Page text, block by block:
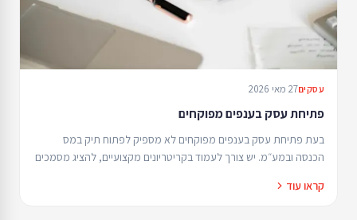
עסקים27 מאי 2026
פתיחת עסק בענפים מפוקחים
בעת פתיחת עסק בענפים מפוקחים לא מספיק לפתוח תיק במס
הכנסה ובמע״מ. יש צורך לעמוד בקריטריונים מקצועיים, להציג מסמכים
קראו עוד